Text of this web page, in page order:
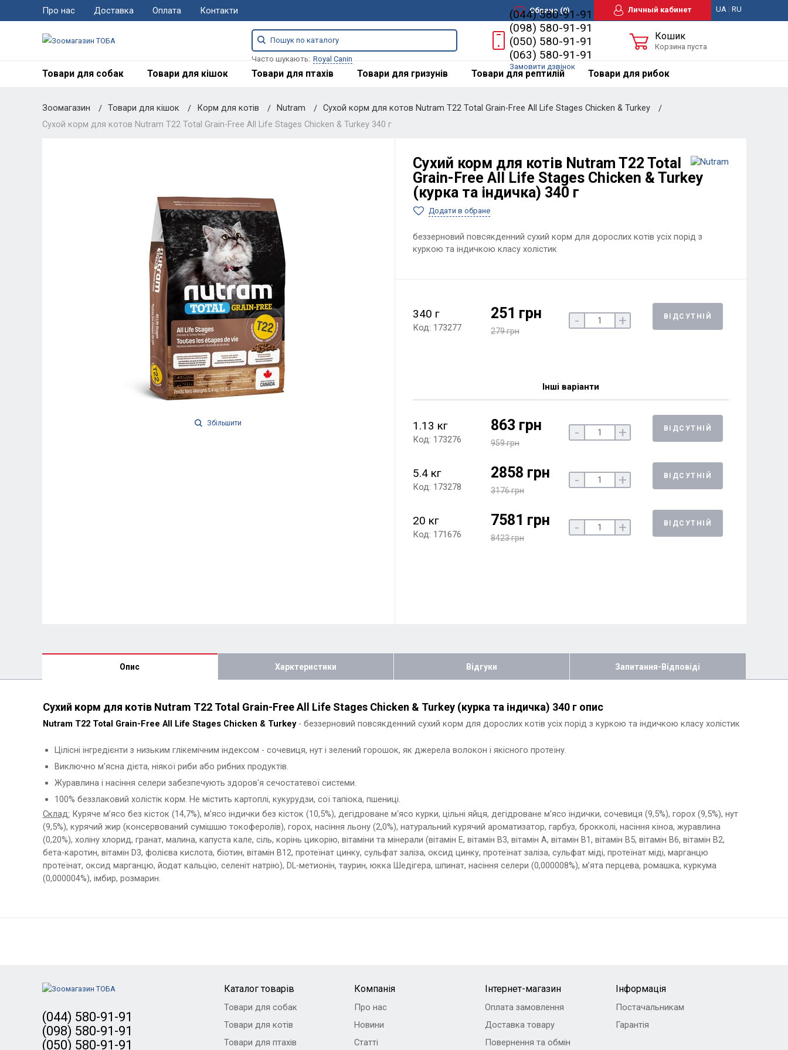
Про нас Доставка Оплата Контакти Обране(0) Личный кабинет UA| RU
Часто шукають: Royal Canin
(044) 580-91-91
(098) 580-91-91
(050) 580-91-91
(063) 580-91-91
Замовити дзвінок
Кошик
Корзина пуста
Товари для собак Товари для кішок Товари для птахів Товари для гризунів Товари для рептилій Товари для рибок
Зоомагазин Товари для кішок Корм для котів Nutram
Сухой корм для котов Nutram T22 Total Grain-Free All Life Stages Chicken & Turkey
Сухой корм для котов Nutram T22 Total Grain-Free All Life Stages Chicken & Turkey 340 г
Збільшити
Сухий корм для котів Nutram T22 Total
Grain-Free All Life Stages Chicken & Turkey
(курка та індичка) 340 г
Додати в обране
беззерновий повсякденний сухий корм для дорослих котів усіх порід з
куркою та індичкою класу холістик
340 г
Код: 173277
251 грн
279 грн
- + ВІДСУТНІЙ
Інші варіанти
1.13 кг
Код: 173276
863 грн
959 грн
- + ВІДСУТНІЙ
5.4 кг
Код: 173278
2858 грн
3176 грн
- + ВІДСУТНІЙ
20 кг
Код: 171676
7581 грн
8423 грн
- + ВІДСУТНІЙ
Опис Харктеристики Відгуки Запитання-Відповіді
Сухий корм для котів Nutram T22 Total Grain-Free All Life Stages Chicken & Turkey (курка та індичка) 340 г опис
Nutram T22 Total Grain-Free All Life Stages Chicken & Turkey- беззерновий повсякденний сухий корм для дорослих котів усіх порід з куркою та індичкою класу холістик
Цілісні інгредієнти з низьким глікемічним індексом - сочевиця, нут і зелений горошок, як джерела волокон і якісного протеїну.
Виключно м'ясна дієта, ніякої риби або рибних продуктів.
Журавлина і насіння селери забезпечують здоров'я сечостатевої системи.
100% беззлаковий холістік корм. Не містить картоплі, кукурудзи, сої тапіока, пшениці.
Склад: Куряче м’ясо без кісток (14,7%), м'ясо індички без кісток (10,5%), дегідроване м‘ясо курки, цільні яйця, дегідроване м'ясо індички, сочевиця (9,5%), горох (9,5%), нут
(9,5%), курячий жир (консервований сумішшю токоферолів), горох, насіння льону (2,0%), натуральний курячий ароматизатор, гарбуз, брокколі, насіння кіноа, журавлина
(0,20%), холіну хлорид, гранат, малина, капуста кале, сіль, корінь цикорію, вітаміни та мінерали (вітамін Е, вітамін В3, вітамін А, вітамін В1, вітамін B5, вітамін B6, вітамін B2,
бета-каротин, вітамін D3, фолієва кислота, біотин, вітамін B12, протеїнат цинку, сульфат заліза, оксид цинку, протеїнат заліза, сульфат міді, протеїнат міді, марганцю
протеїнат, оксид марганцю, йодат кальцію, селеніт натрію), DL-метионін, таурин, юкка Шедігера, шпинат, насіння селери (0,000008%), м’ята перцева, ромашка, куркума
(0,000004%), імбир, розмарин.
(044) 580-91-91
(098) 580-91-91
(050) 580-91-91
Каталог товарів
Товари для собак
Товари для котів
Товари для птахів
Компанія
Про нас
Новини
Статті
Інтернет-магазин
Оплата замовлення
Доставка товару
Повернення та обмін
Інформація
Постачальникам
Гарантія